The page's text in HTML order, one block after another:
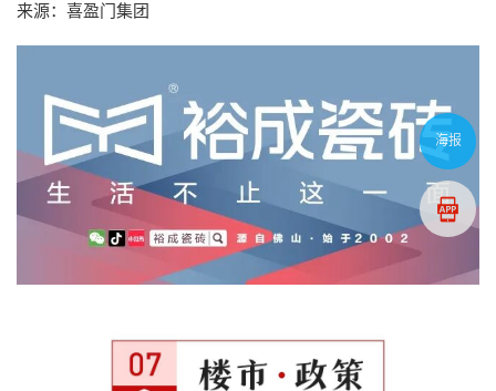
来源：喜盈门集团
海报